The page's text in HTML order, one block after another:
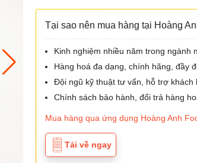
Tại sao nên mua hàng tại Hoàng
Kinh nghiệm nhiều năm trong ngành
Hàng hoá đa dạng, chính hãng, đầy
Đội ngũ kỹ thuật tư vấn, hỗ trợ khách
Chính sách bảo hành, đổi trả hàng
Mua hàng qua ứng dụng Hoàng Anh
Tải về ngay